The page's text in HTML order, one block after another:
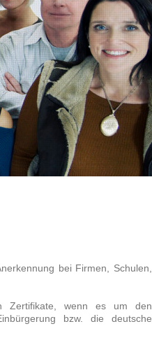
bei Firmen, Schulen,
Zertifikate, wenn es um den
bzw. die deutsche